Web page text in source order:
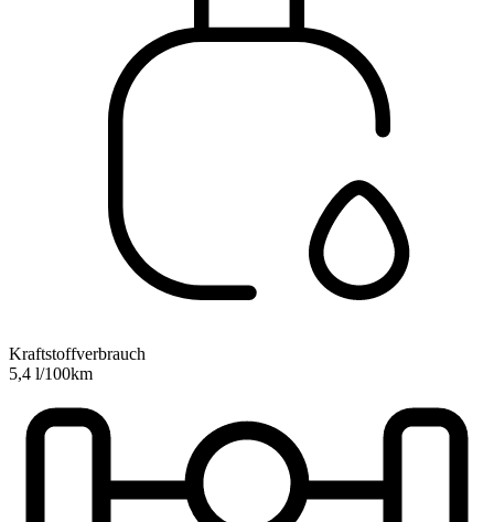
Kraftstoffverbrauch
5,4 l/100km